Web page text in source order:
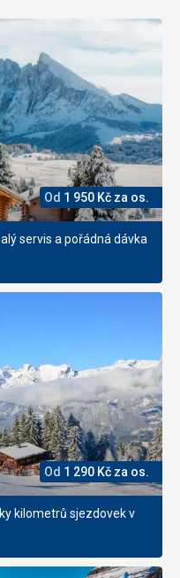
Od 1 950Kč za os.
servis a pořádná dávka
Od 1 290Kč za os.
kilometrů sjezdovek v